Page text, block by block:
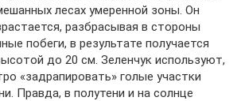
лесах умеренной зоны. Он
разбрасывая в стороны
побеги, в результате получается
до 20 см. Зеленчук используют,
«задрапировать» голые участки
Правда, в полутени и на солнце